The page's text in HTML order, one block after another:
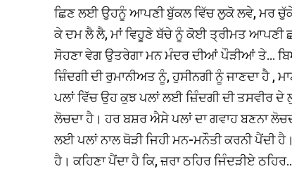
ਛਿਣ ਲਈ ਉਹਨੂੰ ਆਪਣੀ ਬੁੱਕਲ ਵਿੱਚ ਲੁਕੋ ਲਵੇ, ਮਰ ਚੁੱਕੇ
ਕੇ ਦਮ ਲੈ ਲੈ, ਮਾਂ ਵਿਹੂਣੇ ਬੱਚੇ ਨੂੰ ਕੋਈ ਤ੍ਰੀਮਤ ਆਪਣੀ
ਸੋਹਣਾ ਵੇਗ ਉਤਰੇਗਾ ਮਨ ਮੰਦਰ ਦੀਆਂ ਪੌੜੀਆਂ ਤੇ...
ਜ਼ਿੰਦਗੀ ਦੀ ਰੁਮਾਨੀਅਤ ਨੂੰ, ਹੁਸੀਨਗੀ ਨੂੰ ਜਾਣਦਾ ਹੈ ,
ਪਲਾਂ ਵਿੱਚ ਉਹ ਕੁਝ ਪਲਾਂ ਲਈ ਜ਼ਿੰਦਗੀ ਦੀ ਤਸਵੀਰ ਦੇ
ਲੋਚਦਾ ਹੈ। ਹਰ ਬਸ਼ਰ ਐਸੇ ਪਲਾਂ ਦਾ ਗਵਾਹ ਬਣਨਾ
ਲਈ ਪਲਾਂ ਨਾਲ ਥੋੜੀ ਜਿਹੀ ਮਨ-ਮਨੌਤੀ ਕਰਨੀ ਪੈਂਦੀ
ਹੈ। ਕਹਿਣਾ ਪੈਂਦਾ ਹੈ ਕਿ, ਜ਼ਰਾ ਠਹਿਰ ਜਿੰਦੜੀਏ